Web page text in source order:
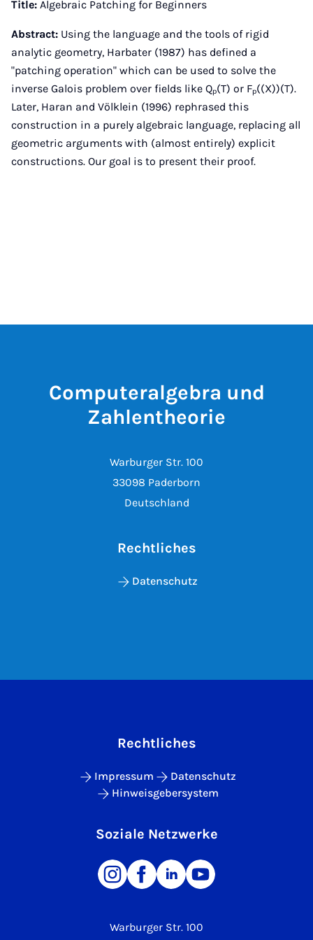
Title: Algebraic Patching for Beginners
Abstract: Using the language and the tools of rigid
analytic geometry, Harbater (1987) has defined a
"patching operation" which can be used to solve the
inverse Galois problem over fields like Qₚ(T) or Fₚ((X))(T).
Later, Haran and Völklein (1996) rephrased this
construction in a purely algebraic language, replacing all
geometric arguments with (almost entirely) explicit
constructions. Our goal is to present their proof.
Computeralgebra und
Zahlentheorie
Warburger Str. 100
33098 Paderborn
Deutschland
Rechtliches
Datenschutz
Warburger Str. 100
Rechtliches
Impressum
Datenschutz
Hinweisgebersystem
Soziale Netzwerke